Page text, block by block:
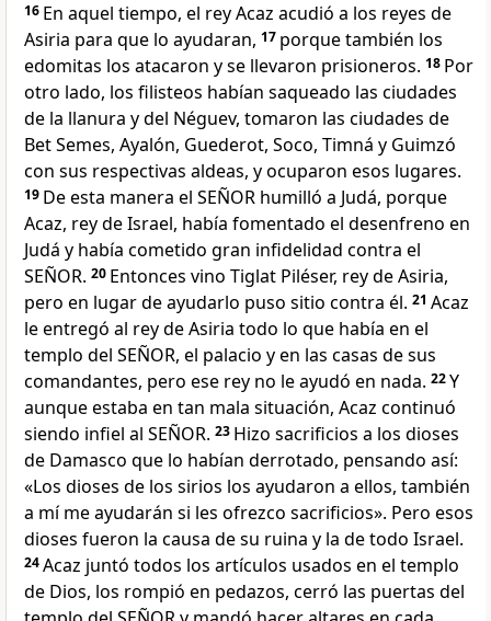
16 En aquel tiempo, el rey Acaz acudió a los reyes de
Asiria para que lo ayudaran, 17 porque también los
edomitas los atacaron y se llevaron prisioneros. 18 Por
otro lado, los filisteos habían saqueado las ciudades
de la llanura y del Néguev, tomaron las ciudades de
Bet Semes, Ayalón, Guederot, Soco, Timná y Guimzó
con sus respectivas aldeas, y ocuparon esos lugares.
19 De esta manera el SEÑOR humilló a Judá, porque
Acaz, rey de Israel, había fomentado el desenfreno en
Judá y había cometido gran infidelidad contra el
SEÑOR. 20 Entonces vino Tiglat Piléser, rey de Asiria,
pero en lugar de ayudarlo puso sitio contra él. 21 Acaz
le entregó al rey de Asiria todo lo que había en el
templo del SEÑOR, el palacio y en las casas de sus
comandantes, pero ese rey no le ayudó en nada. 22Y
aunque estaba en tan mala situación, Acaz continuó
siendo infiel al SEÑOR. 23 Hizo sacrificios a los dioses
de Damasco que lo habían derrotado, pensando así:
«Los dioses de los sirios los ayudaron a ellos, también
a mí me ayudarán si les ofrezco sacrificios». Pero esos
dioses fueron la causa de su ruina y la de todo Israel.
24Acaz juntó todos los artículos usados en el templo
de Dios, los rompió en pedazos, cerró las puertas del